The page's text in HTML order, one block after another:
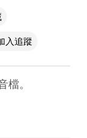
入追蹤
。